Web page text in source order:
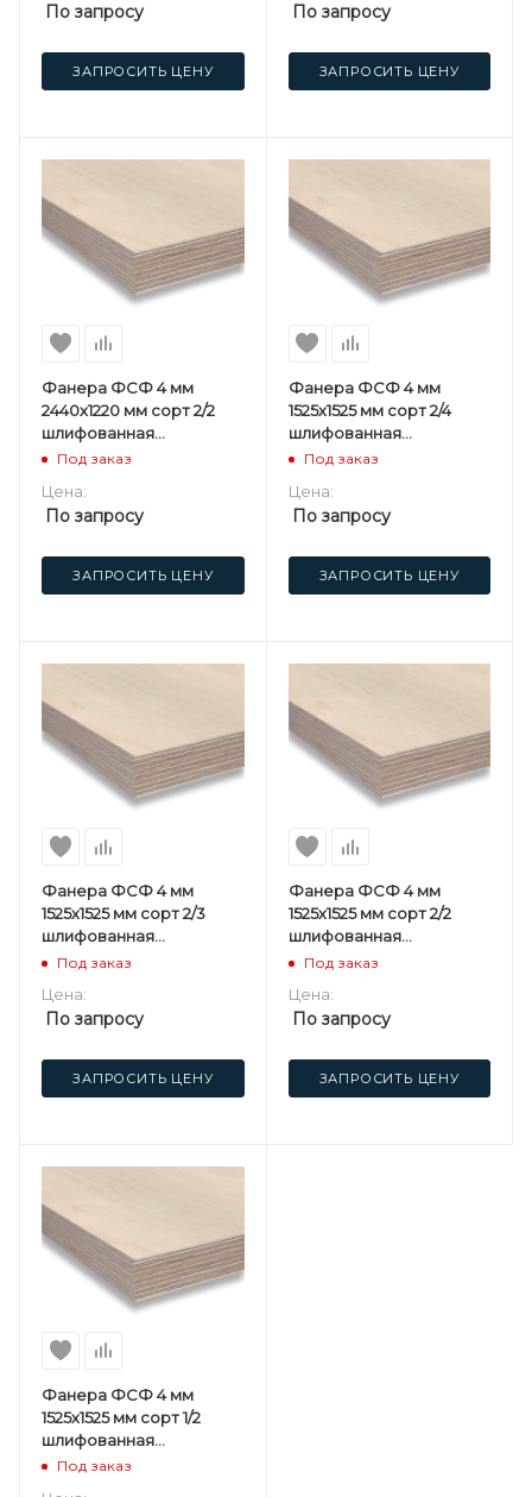
По запросу
ЗАПРОСИТЬ ЦЕНУ
По запросу
ЗАПРОСИТЬ ЦЕНУ
Фанера ФСФ 4 мм
2440х1220 мм сорт 2/2
шлифованная
березовая
Под заказ
Цена:
По запросу
ЗАПРОСИТЬ ЦЕНУ
Фанера ФСФ 4 мм
1525х1525 мм сорт 2/4
шлифованная
березовая
Под заказ
Цена:
По запросу
ЗАПРОСИТЬ ЦЕНУ
Фанера ФСФ 4 мм
1525х1525 мм сорт 2/3
шлифованная
березовая
Под заказ
Цена:
По запросу
ЗАПРОСИТЬ ЦЕНУ
Фанера ФСФ 4 мм
1525х1525 мм сорт 2/2
шлифованная
березовая
Под заказ
Цена:
По запросу
ЗАПРОСИТЬ ЦЕНУ
Фанера ФСФ 4 мм
1525х1525 мм сорт 1/2
шлифованная
березовая
Под заказ